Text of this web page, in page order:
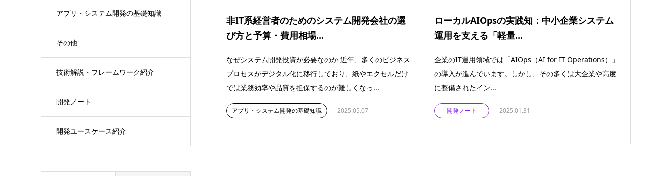
アプリ・システム開発の基礎知識
その他
技術解説・フレームワーク紹介
開発ノート
開発ユースケース紹介
非IT系経営者のためのシステム開発会社の選
び方と予算・費用相場...
なぜシステム開発投資が必要なのか 近年、多くのビジネス
プロセスがデジタル化に移行しており、紙やエクセルだけ
では業務効率や品質を担保するのが難しくなっ...
アプリ・システム開発の基礎知識 2025.05.07
ローカルAIOpsの実践知：中小企業システム
運用を支える「軽量...
企業のIT運用領域では「AIOps（AI for IT Operations）」
の導入が進んでいます。しかし、その多くは大企業や高度
に整備されたイン...
開発ノート 2025.01.31